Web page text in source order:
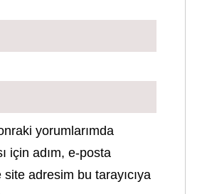
yorumlarımda
için adım, e-posta
adresim bu tarayıcıya